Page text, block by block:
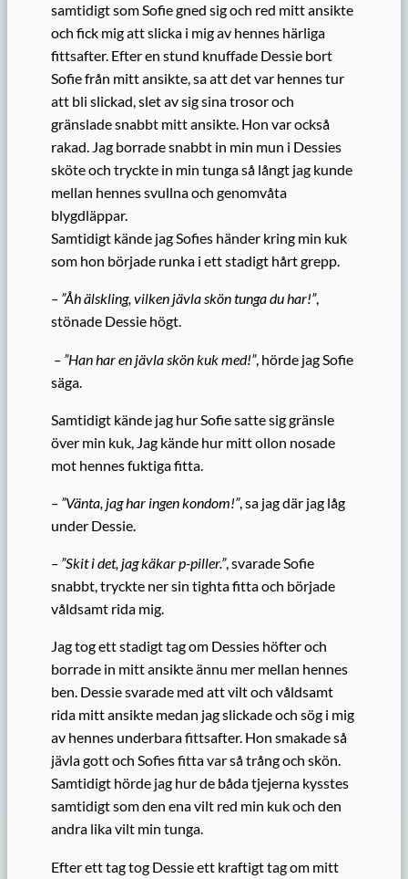
samtidigt som Sofie gned sig och red mitt ansikte
och fick mig att slicka i mig av hennes härliga
fittsafter. Efter en stund knuffade Dessie bort
Sofie från mitt ansikte, sa att det var hennes tur
att bli slickad, slet av sig sina trosor och
gränslade snabbt mitt ansikte. Hon var också
rakad. Jag borrade snabbt in min mun i Dessies
sköte och tryckte in min tunga så långt jag kunde
mellan hennes svullna och genomvåta
blygdläppar.
Samtidigt kände jag Sofies händer kring min kuk
som hon började runka i ett stadigt hårt grepp.
– ”Åh älskling, vilken jävla skön tunga du har!”,
stönade Dessie högt.
– ”Han har en jävla skön kuk med!”, hörde jag Sofie
säga.
Samtidigt kände jag hur Sofie satte sig gränsle
över min kuk, Jag kände hur mitt ollon nosade
mot hennes fuktiga fitta.
– ”Vänta, jag har ingen kondom!”, sa jag där jag låg
under Dessie.
– ”Skit i det, jag käkar p-piller.”, svarade Sofie
snabbt, tryckte ner sin tighta fitta och började
våldsamt rida mig.
Jag tog ett stadigt tag om Dessies höfter och
borrade in mitt ansikte ännu mer mellan hennes
ben. Dessie svarade med att vilt och våldsamt
rida mitt ansikte medan jag slickade och sög i mig
av hennes underbara fittsafter. Hon smakade så
jävla gott och Sofies fitta var så trång och skön.
Samtidigt hörde jag hur de båda tjejerna kysstes
samtidigt som den ena vilt red min kuk och den
andra lika vilt min tunga.
Efter ett tag tog Dessie ett kraftigt tag om mitt